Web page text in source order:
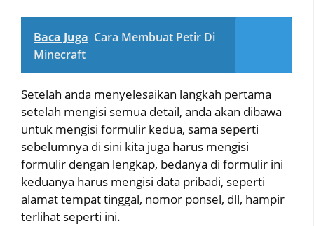
Baca Juga Cara Membuat Petir Di
Minecraft
Setelah anda menyelesaikan langkah pertama
setelah mengisi semua detail, anda akan dibawa
untuk mengisi formulir kedua, sama seperti
sebelumnya di sini kita juga harus mengisi
formulir dengan lengkap, bedanya di formulir ini
keduanya harus mengisi data pribadi, seperti
alamat tempat tinggal, nomor ponsel, dll, hampir
terlihat seperti ini.